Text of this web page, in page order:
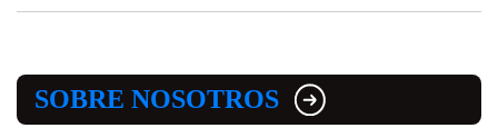
SOBRE NOSOTROS